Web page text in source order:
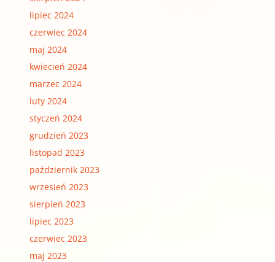
lipiec 2024
czerwiec 2024
maj 2024
kwiecień 2024
marzec 2024
luty 2024
styczeń 2024
grudzień 2023
listopad 2023
październik 2023
wrzesień 2023
sierpień 2023
lipiec 2023
czerwiec 2023
maj 2023